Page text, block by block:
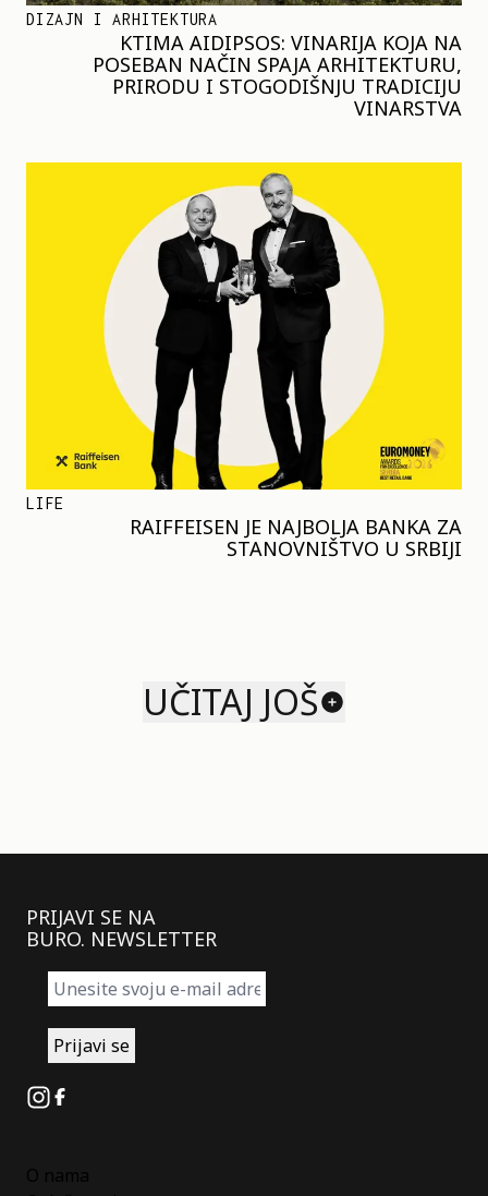
DIZAJN I ARHITEKTURA
KTIMA AIDIPSOS: VINARIJA KOJA NA
POSEBAN NAČIN SPAJA ARHITEKTURU,
PRIRODU I STOGODIŠNJU TRADICIJU
VINARSTVA
LIFE
RAIFFEISEN JE NAJBOLJA BANKA ZA
STANOVNIŠTVO U SRBIJI
UČITAJ JOŠ
PRIJAVI SE NA
BURO. NEWSLETTER
Instagram
Facebook